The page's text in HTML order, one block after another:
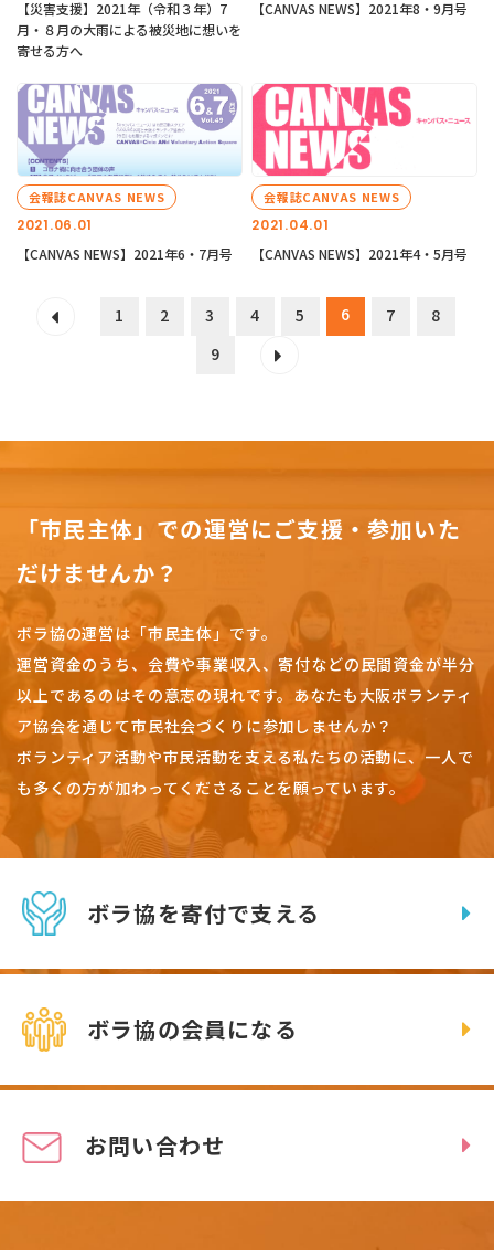
【災害支援】2021年（令和３年）7
月・８月の大雨による被災地に想いを
寄せる方へ
【CANVAS NEWS】2021年8・9月号
2021.06.01
会報誌CANVAS NEWS
【CANVAS NEWS】2021年6・7月号
2021.04.01
会報誌CANVAS NEWS
【CANVAS NEWS】2021年4・5月号
1 2 3 4 5 6 7
8
9
「市民主体」での運営にご支援・参加いた
だけませんか？
ボラ協の運営は「市民主体」です。
運営資金のうち、会費や事業収入、寄付などの民間資金が半分
以上であるのはその意志の現れです。 あなたも大阪ボランティ
ア協会を通じて市民社会づくりに参加しませんか？
ボランティア活動や市民活動を支える私たちの活動に、一人で
も多くの方が加わってくださることを願っています。
ボラ協を寄付で支える
ボラ協の会員になる
お問い合わせ